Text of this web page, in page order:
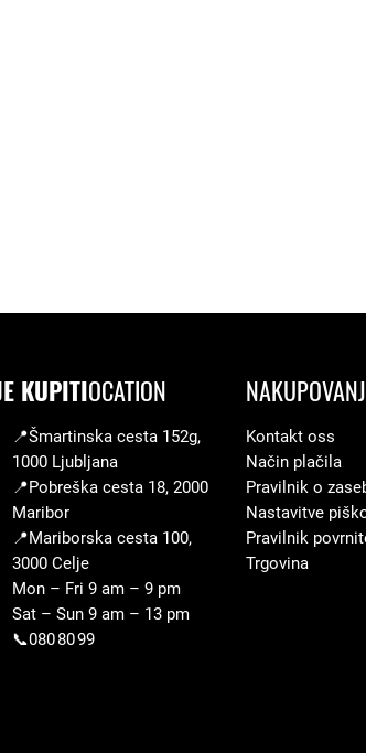
KUPITIOCATION
📍Šmartinska cesta 152g,
1000 Ljubljana
📍Pobreška cesta 18, 2000
Maribor
📍Mariborska cesta 100,
3000 Celje
Mon – Fri 9 am – 9 pm
Sat – Sun 9 am – 13 pm
📞080 80 99
Kontakt oss
Način plačila
Pravilnik o
Nastavitve
Pravilnik
Trgovina